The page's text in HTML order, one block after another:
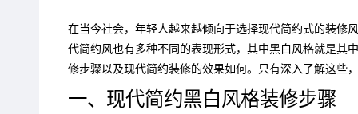
在当今社会，年轻人越来越倾向于选择现代简约式的装修
代简约风也有多种不同的表现形式，其中黑白风格就是其
修步骤以及现代简约装修的效果如何。只有深入了解这些
一、现代简约黑白风格装修步骤